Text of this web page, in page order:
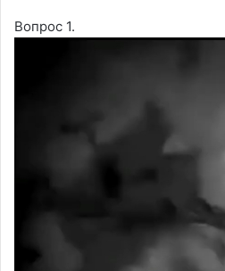
Вопрос 1.